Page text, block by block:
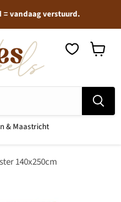
= vandaag verstuurd.
& Maastricht
140x250cm